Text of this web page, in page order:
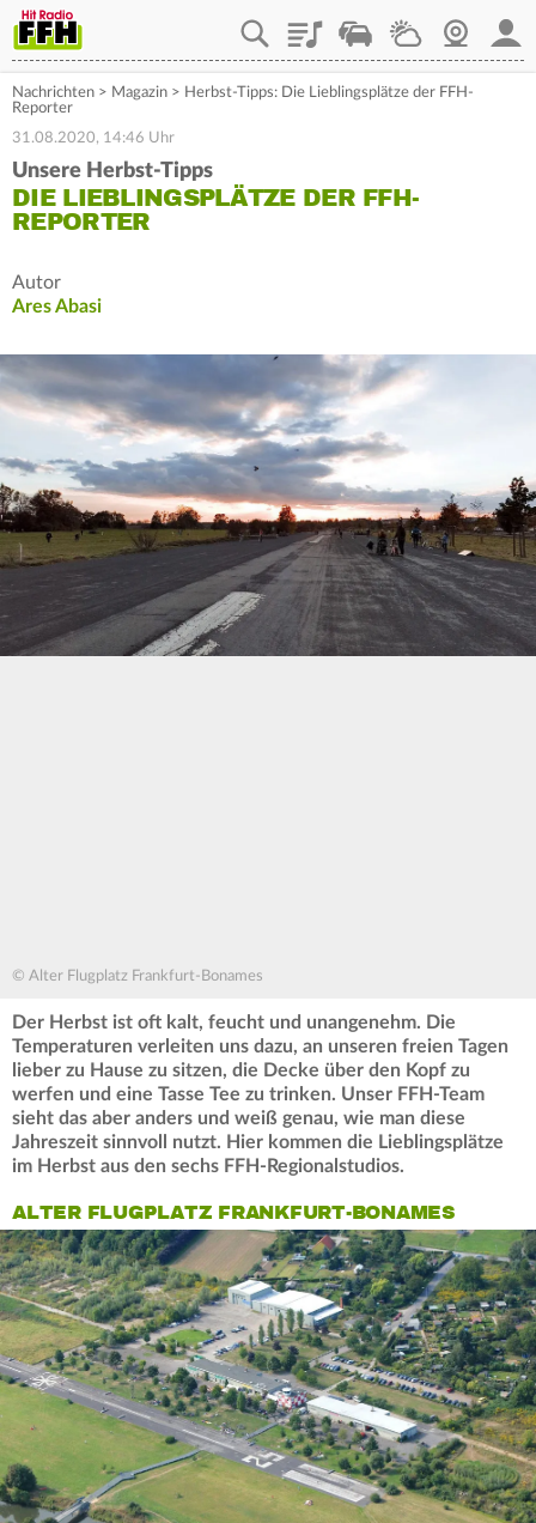
PlaylistStaupilotWetterWebcam
Nachrichten > Magazin > Herbst-Tipps: Die Lieblingsplätze der FFH-
Reporter
31.08.2020, 14:46 Uhr
Unsere Herbst-Tipps
DIE LIEBLINGSPLÄTZE DER FFH-
REPORTER
Autor
Ares Abasi
© Alter Flugplatz Frankfurt-Bonames
Der Herbst ist oft kalt, feucht und unangenehm. Die
Temperaturen verleiten uns dazu, an unseren freien Tagen
lieber zu Hause zu sitzen, die Decke über den Kopf zu
werfen und eine Tasse Tee zu trinken. Unser FFH-Team
sieht das aber anders und weiß genau, wie man diese
Jahreszeit sinnvoll nutzt. Hier kommen die Lieblingsplätze
im Herbst aus den sechs FFH-Regionalstudios.
ALTER FLUGPLATZ FRANKFURT-BONAMES